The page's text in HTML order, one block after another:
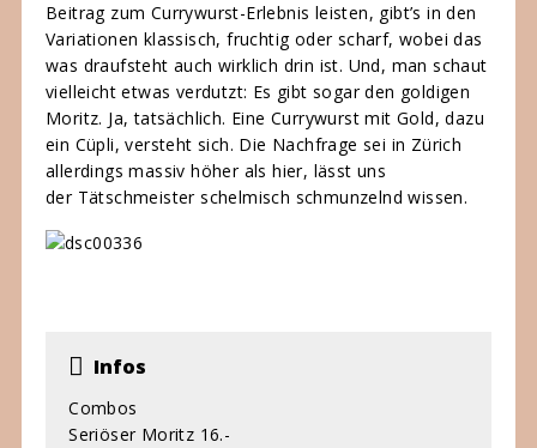
Beitrag zum Currywurst-Erlebnis leisten, gibt’s in den
Variationen klassisch, fruchtig oder scharf, wobei das
was draufsteht auch wirklich drin ist. Und, man schaut
vielleicht etwas verdutzt: Es gibt sogar den goldigen
Moritz. Ja, tatsächlich. Eine Currywurst mit Gold, dazu
ein Cüpli, versteht sich. Die Nachfrage sei in Zürich
allerdings massiv höher als hier, lässt uns
der Tätschmeister schelmisch schmunzelnd wissen.
Infos
Combos
Seriöser Moritz 16.-